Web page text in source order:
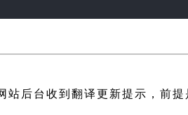
后台收到翻译更新提示，前提